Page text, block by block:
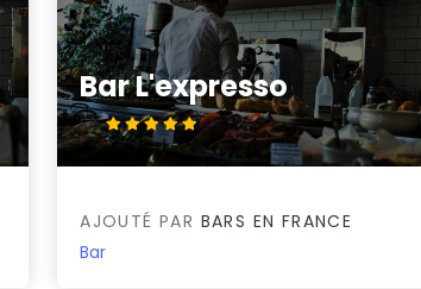
Bar L'expresso
5/5
AJOUTÉ PAR BARS EN FRANCE
Bar